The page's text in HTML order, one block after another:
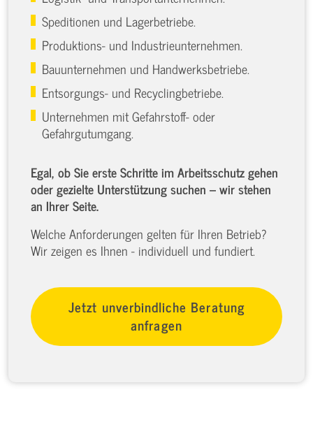
Speditionen und Lagerbetriebe.
Produktions- und Industrieunternehmen.
Bauunternehmen und Handwerksbetriebe.
Entsorgungs- und Recyclingbetriebe.
Unternehmen mit Gefahrstoff- oder
Gefahrgutumgang.
Egal, ob Sie erste Schritte im Arbeitsschutz gehen
oder gezielte Unterstützung suchen – wir stehen
an Ihrer Seite.
Welche Anforderungen gelten für Ihren Betrieb?
Wir zeigen es Ihnen - individuell und fundiert.
Jetzt unverbindliche Beratung
anfragen